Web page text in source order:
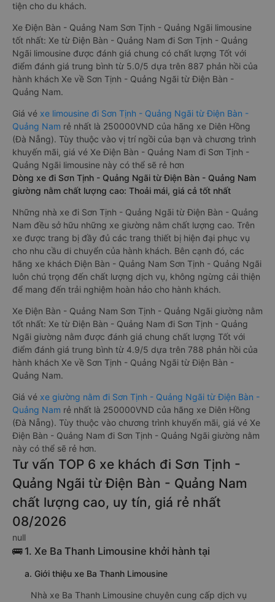
tiện cho du khách.
Xe Điện Bàn - Quảng Nam Sơn Tịnh - Quảng Ngãi limousine
tốt nhất: Xe từ Điện Bàn - Quảng Nam đi Sơn Tịnh - Quảng
Ngãi limousine được đánh giá chung có chất lượng Tốt với
điểm đánh giá trung bình từ 5.0/5 dựa trên 887 phản hồi của
hành khách Xe về Sơn Tịnh - Quảng Ngãi từ Điện Bàn -
Quảng Nam.
Giá vé xe limousine đi Sơn Tịnh - Quảng Ngãi từ Điện Bàn -
Quảng Nam rẻ nhất là 250000VND của hãng xe Diên Hồng
(Đà Nẵng). Tùy thuộc vào vị trí ngồi của bạn và chương trình
khuyến mãi, giá vé Xe Điện Bàn - Quảng Nam đi Sơn Tịnh -
Quảng Ngãi limousine này có thể sẽ rẻ hơn
Dòng xe đi Sơn Tịnh - Quảng Ngãi từ Điện Bàn - Quảng Nam
giường nằm chất lượng cao: Thoải mái, giá cả tốt nhất
Những nhà xe đi Sơn Tịnh - Quảng Ngãi từ Điện Bàn - Quảng
Nam đều sở hữu những xe giường nằm chất lượng cao. Trên
xe được trang bị đầy đủ các trang thiết bị hiện đại phục vụ
cho nhu cầu di chuyển của hành khách. Bên cạnh đó, các
hãng xe khách Điện Bàn - Quảng Nam Sơn Tịnh - Quảng Ngãi
luôn chú trọng đến chất lượng dịch vụ, không ngừng cải thiện
để mang đến trải nghiệm hoàn hảo cho hành khách.
Xe Điện Bàn - Quảng Nam Sơn Tịnh - Quảng Ngãi giường nằm
tốt nhất: Xe từ Điện Bàn - Quảng Nam đi Sơn Tịnh - Quảng
Ngãi giường nằm được đánh giá chung chất lượng Tốt với
điểm đánh giá trung bình từ 4.9/5 dựa trên 788 phản hồi của
hành khách Xe về Sơn Tịnh - Quảng Ngãi từ Điện Bàn -
Quảng Nam.
Giá vé xe giường nằm đi Sơn Tịnh - Quảng Ngãi từ Điện Bàn -
Quảng Nam rẻ nhất là 250000VND của hãng xe Diên Hồng
(Đà Nẵng). Tùy thuộc vào chương trình khuyến mãi, giá vé Xe
Điện Bàn - Quảng Nam đi Sơn Tịnh - Quảng Ngãi giường nằm
này có thể sẽ rẻ hơn.
Tư vấn TOP 6 xe khách đi Sơn Tịnh -
Quảng Ngãi từ Điện Bàn - Quảng Nam
chất lượng cao, uy tín, giá rẻ nhất
08/2026
null
🚌 1. Xe Ba Thanh Limousine khởi hành tại
a. Giới thiệu xe Ba Thanh Limousine
Nhà xe Ba Thanh Limousine chuyên cung cấp dịch vụ